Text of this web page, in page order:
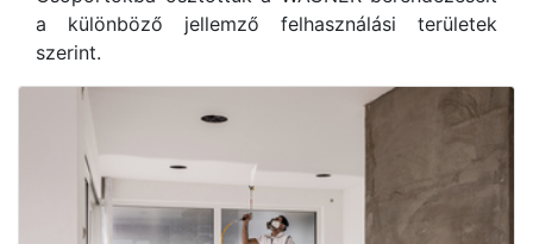
a különböző jellemző felhasználási területek
szerint.